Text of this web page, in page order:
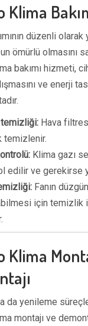
Klima
düzenli olarak
ömürlü olmasını
bakımı hizmeti,
ve enerji
Hava
temizlenir.
Klima gazı
edilir ve gerekirse
Fanın düzgün
için temizlik
Klima
da yenileme
montajı ve